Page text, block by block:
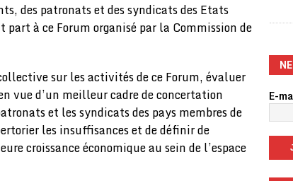
légendaire défenseur de l’Italie et de l’AC Milan, est mort à 66 ans
a vendu aux enchères son trophée de la Coupe du monde
à la Fifa: l’UEFA menace à «l’unanimité» d’un boycott des
19 soldats exécutés, Amnesty International exige une enquête
devient sélectionneur des Eléphants de Côte d’Ivoire A LA UNE
des patronats et des syndicats des Etats
à ce Forum organisé par la Commission de
sur les activités de ce Forum, évaluer
vue d’un meilleur cadre de concertation
et les syndicats des pays membres de
les insuffisances et de définir de
croissance économique au sein de l’espace
E-